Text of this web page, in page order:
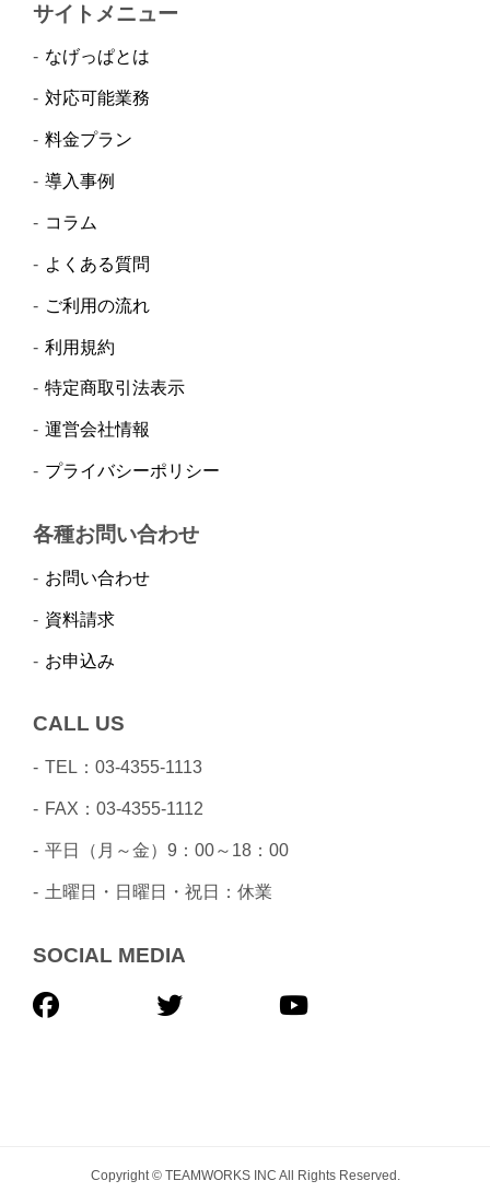
サイトメニュー
なげっぱとは
対応可能業務
料金プラン
導入事例
コラム
よくある質問
ご利用の流れ
利用規約
特定商取引法表示
運営会社情報
プライバシーポリシー
各種お問い合わせ
お問い合わせ
資料請求
お申込み
CALL US
TEL：03-4355-1113
FAX：03-4355-1112
平日（月～金）9：00～18：00
土曜日・日曜日・祝日：休業
SOCIAL MEDIA
Copyright © TEAMWORKS INC All Rights Reserved.